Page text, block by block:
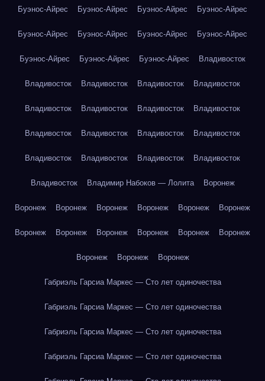
Буэнос-Айрес Буэнос-Айрес Буэнос-Айрес Буэнос-Айрес
Буэнос-Айрес Буэнос-Айрес Буэнос-Айрес Буэнос-Айрес
Буэнос-Айрес Буэнос-Айрес Буэнос-Айрес Владивосток
Владивосток Владивосток Владивосток Владивосток
Владивосток Владивосток Владивосток Владивосток
Владивосток Владивосток Владивосток Владивосток
Владивосток Владивосток Владивосток Владивосток
Владивосток Владимир Набоков — Лолита Воронеж
Воронеж Воронеж Воронеж Воронеж Воронеж Воронеж
Воронеж Воронеж Воронеж Воронеж Воронеж Воронеж
Воронеж Воронеж Воронеж
Габриэль Гарсиа Маркес — Сто лет одиночества
Габриэль Гарсиа Маркес — Сто лет одиночества
Габриэль Гарсиа Маркес — Сто лет одиночества
Габриэль Гарсиа Маркес — Сто лет одиночества